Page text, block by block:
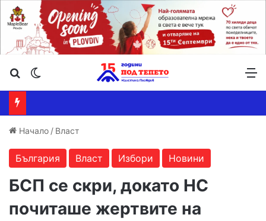
Търсене ...
Начало / Власт
България Власт Избори Новини
БСП се скри, докато НС
почиташе жертвите на